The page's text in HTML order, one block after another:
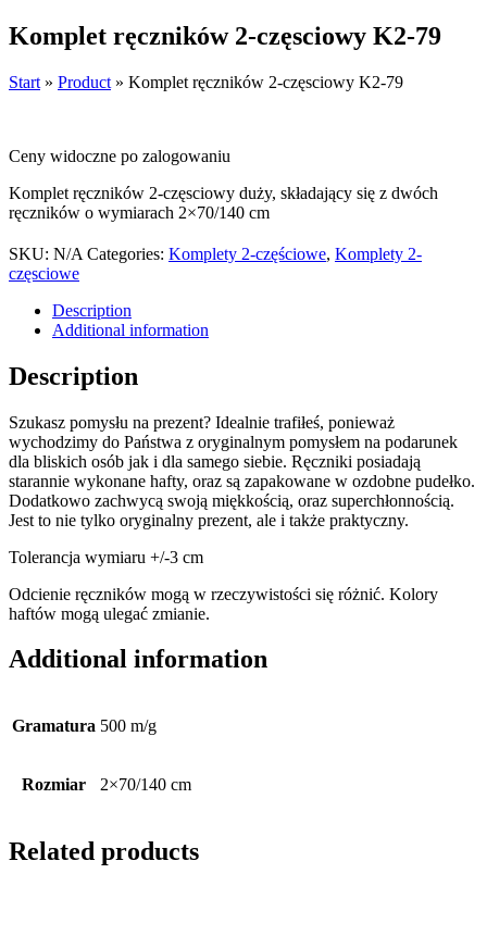
Komplet ręczników 2-częsciowy K2-79
Start » Product » Komplet ręczników 2-częsciowy K2-79
Ceny widoczne po zalogowaniu
Komplet ręczników 2-częsciowy duży, składający się z dwóch
ręczników o wymiarach 2×70/140 cm
SKU: N/A Categories: Komplety 2-częściowe, Komplety 2-
częsciowe
Description
Additional information
Description
Szukasz pomysłu na prezent? Idealnie trafiłeś, ponieważ
wychodzimy do Państwa z oryginalnym pomysłem na podarunek
dla bliskich osób jak i dla samego siebie. Ręczniki posiadają
starannie wykonane hafty, oraz są zapakowane w ozdobne pudełko.
Dodatkowo zachwycą swoją miękkością, oraz superchłonnością.
Jest to nie tylko oryginalny prezent, ale i także praktyczny.
Tolerancja wymiaru +/-3 cm
Odcienie ręczników mogą w rzeczywistości się różnić. Kolory
haftów mogą ulegać zmianie.
Additional information
Gramatura 500 m/g
Rozmiar 2×70/140 cm
Related products